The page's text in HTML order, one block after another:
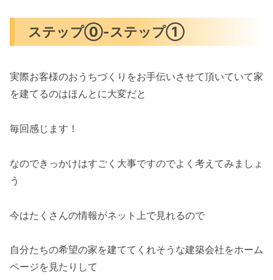
ステップ⓪-ステップ①
実際お客様のおうちづくりをお手伝いさせて頂いていて家
を建てるのはほんとに大変だと
毎回感じます！
なのできっかけはすごく大事ですのでよく考えてみましょ
う
今はたくさんの情報がネット上で見れるので
自分たちの希望の家を建ててくれそうな建築会社をホーム
ページを見たりして